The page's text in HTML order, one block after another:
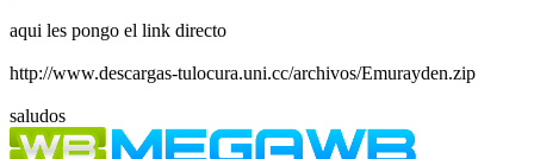
aqui les pongo el link directo
http://www.descargas-tulocura.uni.cc/archivos/Emurayden.zip
saludos